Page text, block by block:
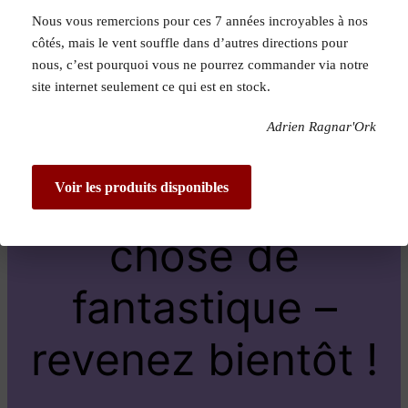
Pardon pour le
dérangement !
Nous travaillons
sur quelque
chose de
fantastique –
revenez bientôt !
Nous vous remercions pour ces 7 années incroyables à nos
côtés, mais le vent souffle dans d’autres directions pour
nous, c’est pourquoi vous ne pourrez commander via notre
site internet seulement ce qui est en stock.
Adrien Ragnar'Ork
Voir les produits disponibles